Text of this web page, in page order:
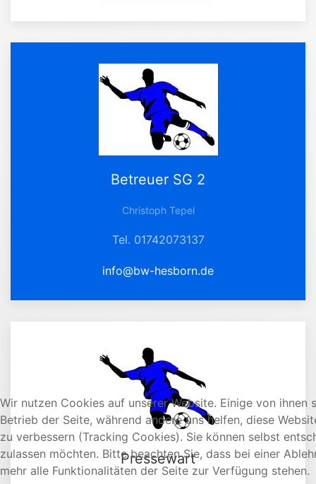
Betreuer SG 2
Christoph Tepel
Tel. 01742073137
info@bw-hesborn.de
Pressewart
Wir nutzen Cookies auf unserer Website. Einige von ihnen
Betrieb der Seite, während andere uns helfen, diese
zu verbessern (Tracking Cookies). Sie können selbst
zulassen möchten. Bitte beachten Sie, dass bei einer
mehr alle Funktionalitäten der Seite zur Verfügung stehen.